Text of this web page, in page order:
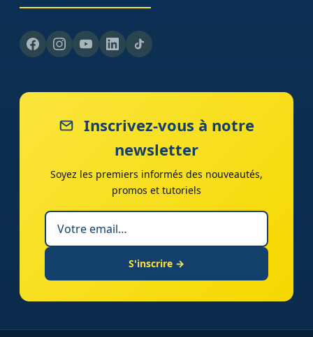
Inscrivez-vous à notre
newsletter
Soyez les premiers informés des nouveautés,
promos et tutoriels
S'inscrire →